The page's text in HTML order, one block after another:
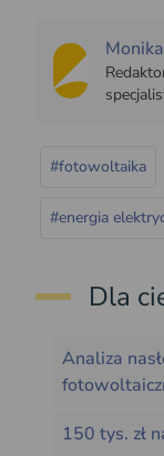
#fotowoltaika
#energia
Dla
Analiza
150 tys. zł